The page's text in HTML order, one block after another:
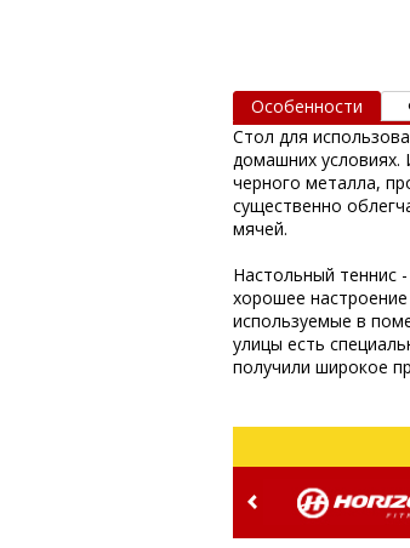
Особенности
Стол для
домашних условиях.
черного металла,
существенно
мячей.
Настольный теннис
хорошее
используемые в
улицы есть
получили широкое